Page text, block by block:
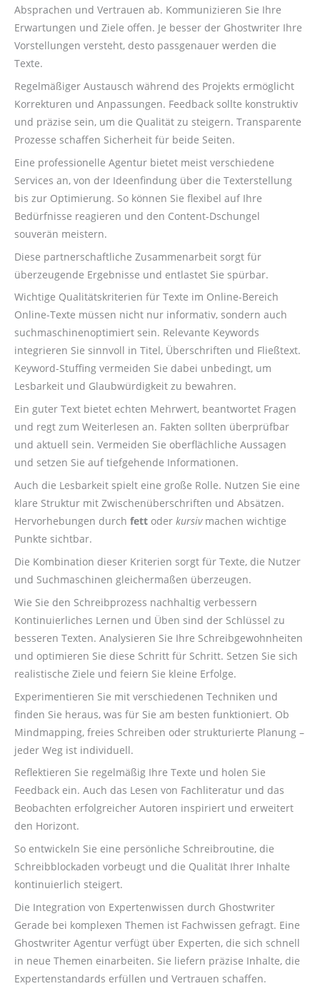
Absprachen und Vertrauen ab. Kommunizieren Sie Ihre
Erwartungen und Ziele offen. Je besser der Ghostwriter Ihre
Vorstellungen versteht, desto passgenauer werden die
Texte.
Regelmäßiger Austausch während des Projekts ermöglicht
Korrekturen und Anpassungen. Feedback sollte konstruktiv
und präzise sein, um die Qualität zu steigern. Transparente
Prozesse schaffen Sicherheit für beide Seiten.
Eine professionelle Agentur bietet meist verschiedene
Services an, von der Ideenfindung über die Texterstellung
bis zur Optimierung. So können Sie flexibel auf Ihre
Bedürfnisse reagieren und den Content-Dschungel
souverän meistern.
Diese partnerschaftliche Zusammenarbeit sorgt für
überzeugende Ergebnisse und entlastet Sie spürbar.
Wichtige Qualitätskriterien für Texte im Online-Bereich
Online-Texte müssen nicht nur informativ, sondern auch
suchmaschinenoptimiert sein. Relevante Keywords
integrieren Sie sinnvoll in Titel, Überschriften und Fließtext.
Keyword-Stuffing vermeiden Sie dabei unbedingt, um
Lesbarkeit und Glaubwürdigkeit zu bewahren.
Ein guter Text bietet echten Mehrwert, beantwortet Fragen
und regt zum Weiterlesen an. Fakten sollten überprüfbar
und aktuell sein. Vermeiden Sie oberflächliche Aussagen
und setzen Sie auf tiefgehende Informationen.
Auch die Lesbarkeit spielt eine große Rolle. Nutzen Sie eine
klare Struktur mit Zwischenüberschriften und Absätzen.
Hervorhebungen durch fett oder kursivmachen wichtige
Punkte sichtbar.
Die Kombination dieser Kriterien sorgt für Texte, die Nutzer
und Suchmaschinen gleichermaßen überzeugen.
Wie Sie den Schreibprozess nachhaltig verbessern
Kontinuierliches Lernen und Üben sind der Schlüssel zu
besseren Texten. Analysieren Sie Ihre Schreibgewohnheiten
und optimieren Sie diese Schritt für Schritt. Setzen Sie sich
realistische Ziele und feiern Sie kleine Erfolge.
Experimentieren Sie mit verschiedenen Techniken und
finden Sie heraus, was für Sie am besten funktioniert. Ob
Mindmapping, freies Schreiben oder strukturierte Planung –
jeder Weg ist individuell.
Reflektieren Sie regelmäßig Ihre Texte und holen Sie
Feedback ein. Auch das Lesen von Fachliteratur und das
Beobachten erfolgreicher Autoren inspiriert und erweitert
den Horizont.
So entwickeln Sie eine persönliche Schreibroutine, die
Schreibblockaden vorbeugt und die Qualität Ihrer Inhalte
kontinuierlich steigert.
Die Integration von Expertenwissen durch Ghostwriter
Gerade bei komplexen Themen ist Fachwissen gefragt. Eine
Ghostwriter Agentur verfügt über Experten, die sich schnell
in neue Themen einarbeiten. Sie liefern präzise Inhalte, die
Expertenstandards erfüllen und Vertrauen schaffen.